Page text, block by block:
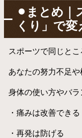
⚫︎まとめ｜
くり」で変
スポーツで同じとこ
あなたの努力不足や
身体の使い方やバラ
・痛みは改善できる
・再発は防げる